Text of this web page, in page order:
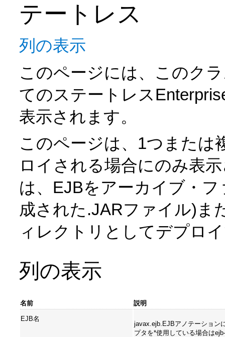
テートレス
列の表示
このページには、このク
てのステートレス
表示されます。
このページは、1つまたは
ロイされる場合にのみ表
は、EJBをアーカイブ・
成された.JARファイル)ま
ィレクトリとしてデプロ
列の表示
名前 説明
EJB名
javax.ejb.EJBアノテーション
プタを*使用している場合は